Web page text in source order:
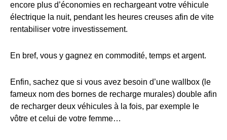
encore plus d’économies en rechargeant votre véhicule
électrique la nuit, pendant les heures creuses afin de vite
rentabiliser votre investissement.
En bref, vous y gagnez en commodité, temps et argent.
Enfin, sachez que si vous avez besoin d’une wallbox (le
fameux nom des bornes de recharge murales) double afin
de recharger deux véhicules à la fois, par exemple le
vôtre et celui de votre femme…